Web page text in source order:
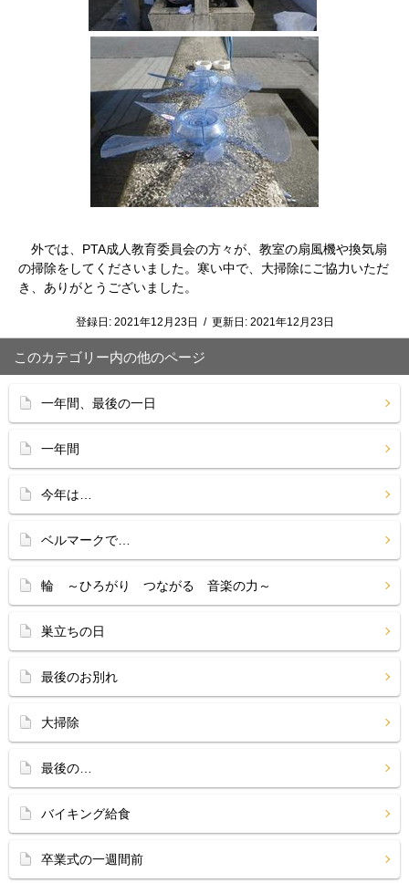
外では、 PTA成人教育委員会の方々が、教室の扇風機や換気扇
の掃除をしてくださいました。寒い中で、大掃除にご協力いただ
き、ありがとうございました。
登録日: 2021年12月23日 / 更新日: 2021年12月23日
このカテゴリー内の他のページ
一年間、最後の一日
一年間
今年は…
ベルマークで…
輪 ～ひろがり つながる 音楽の力～
巣立ちの日
最後のお別れ
大掃除
最後の…
バイキング給食
卒業式の一週間前